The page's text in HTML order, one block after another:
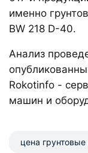
именно
BW 218 D-40.
Анализ
Rokotinfo -
машин и
цена грунтовые